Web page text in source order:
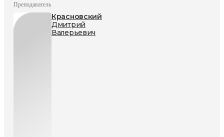
Преподаватель
Красновский
Дмитрий
Валерьевич